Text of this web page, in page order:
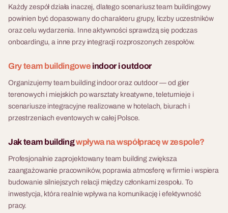
Każdy zespół działa inaczej, dlatego scenariusz team buildingowy
powinien być dopasowany do charakteru grupy, liczby uczestników
oraz celu wydarzenia. Inne aktywności sprawdzą się podczas
onboardingu, a inne przy integracji rozproszonych zespołów.
Gry team buildingowe indoor i outdoor
Organizujemy team building indoor oraz outdoor — od gier
terenowych i miejskich po warsztaty kreatywne, teleturnieje i
scenariusze integracyjne realizowane w hotelach, biurach i
przestrzeniach eventowych w całej Polsce.
Jak team buildingwpływa na współpracę w zespole?
Profesjonalnie zaprojektowany team building zwiększa
zaangażowanie pracowników, poprawia atmosferę w firmie i wspiera
budowanie silniejszych relacji między członkami zespołu. To
inwestycja, która realnie wpływa na komunikację i efektywność
pracy.